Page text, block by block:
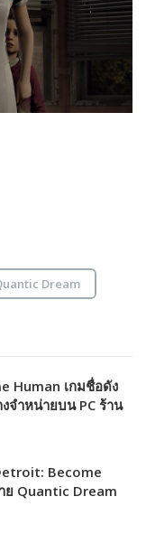
Dream
Human เกมชื่อดัง
จำหน่ายบน PC ร้าน
Become
ย Quantic Dream